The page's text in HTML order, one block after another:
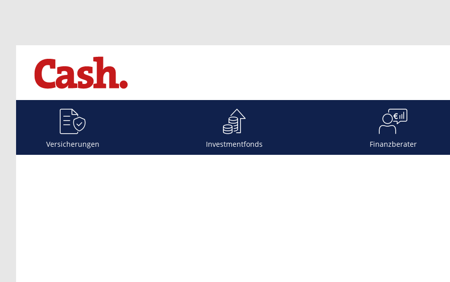
Versicherungen Investmentfonds Finanzberater